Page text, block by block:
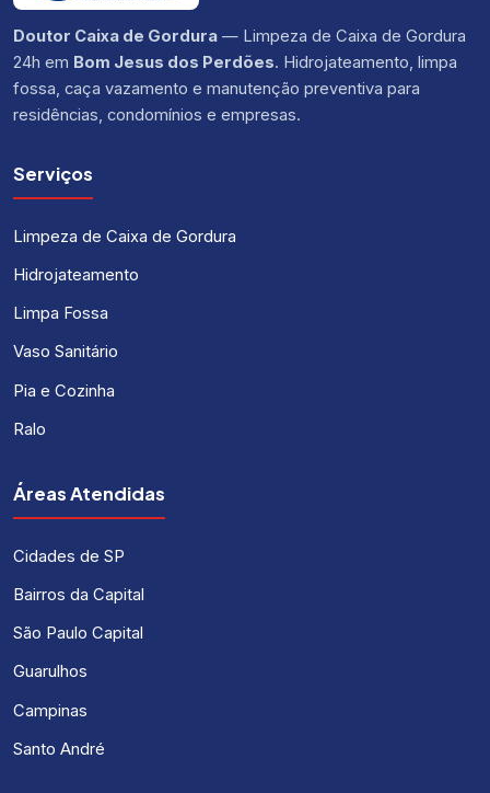
Doutor Caixa de Gordura — Limpeza de Caixa de Gordura
24h em Bom Jesus dos Perdões. Hidrojateamento, limpa
fossa, caça vazamento e manutenção preventiva para
residências, condomínios e empresas.
Serviços
Limpeza de Caixa de Gordura
Hidrojateamento
Limpa Fossa
Vaso Sanitário
Pia e Cozinha
Ralo
Áreas Atendidas
Cidades de SP
Bairros da Capital
São Paulo Capital
Guarulhos
Campinas
Santo André